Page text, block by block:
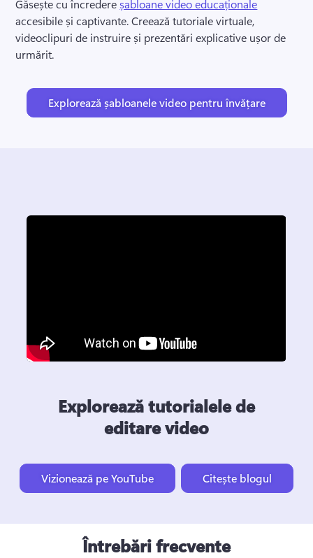
Găsește cu încredere șabloane video educaționale
accesibile și captivante. Creează tutoriale virtuale,
videoclipuri de instruire și prezentări explicative ușor de
urmărit.
Explorează șabloanele video pentru învățare
Explorează tutorialele de
editare video
Vizionează pe YouTube Citește blogul
Întrebări frecvente